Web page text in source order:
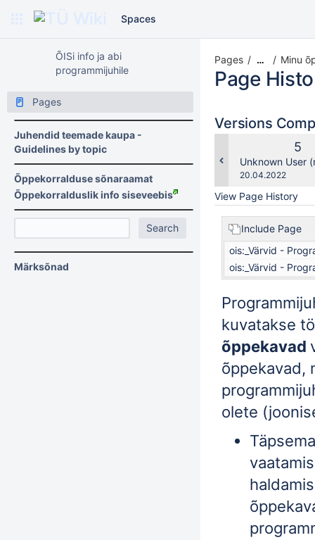
Spaces
ÕISi info ja abi
programmijuhile
Pages
Juhendid teemade kaupa -
Guidelines by topic
Õppekorralduse sõnaraamat
Õppekorralduslik info siseveebis
Märksõnad
Pages … Minu
Page
Versions
Old
5
Unknown User
Saved
20.04.2022
View Page History
Include Page
ois:_Värvid -
ois:_Värvid -
kuvatakse
õppekavad
õppekavad,
olete